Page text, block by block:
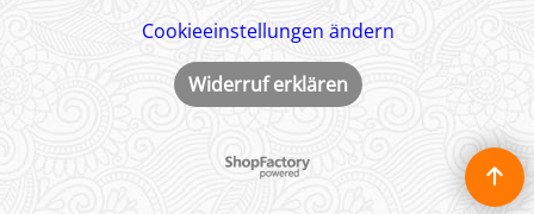
Cookieeinstellungen ändern
Widerruf erklären
WebShop erstellt mit ShopFactory Shop Software.